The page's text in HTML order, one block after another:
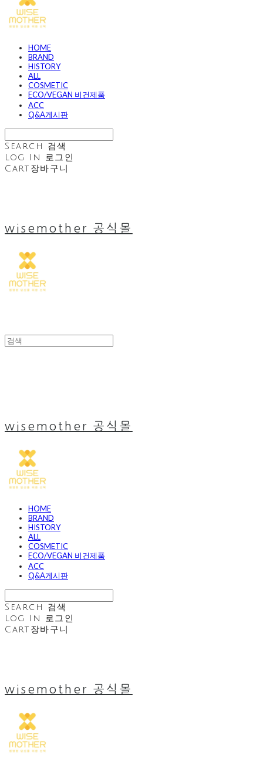
HOME
BRAND
HISTORY
ALL
COSMETIC
ECO/VEGAN 비건제품
ACC
Q&A게시판
Search
검색
Log In
로그인
Cart장바구니
wisemother 공식몰
wisemother 공식몰
HOME
BRAND
HISTORY
ALL
COSMETIC
ECO/VEGAN 비건제품
ACC
Q&A게시판
Search
검색
Log In
로그인
Cart장바구니
wisemother 공식몰